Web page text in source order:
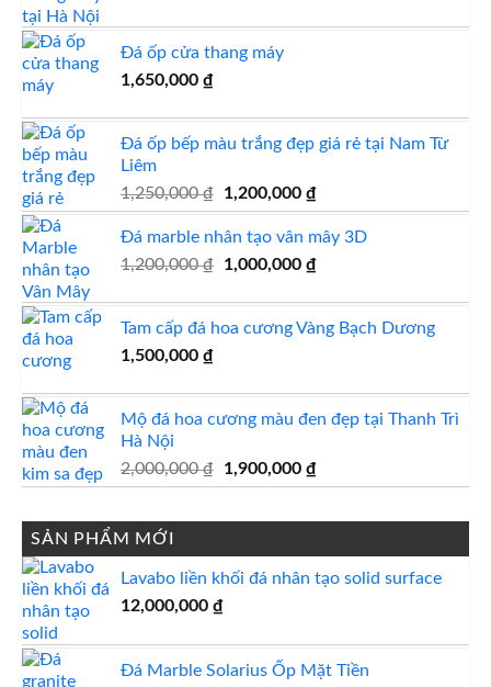
1,800,000 ₫.
Đá ốp cửa thang máy
1,650,000 ₫
Đá ốp bếp màu trắng đẹp giá rẻ tại Nam Từ
Liêm
1,250,000₫
Giá
gốc
là:
1,250,000 ₫.
1,200,000 ₫Giá
hiện
tại
là:
Đá marble nhân tạo vân mây 3D
1,200,000₫
Giá
1,200,000 ₫.
1,000,000 ₫Giá
là:
Tam cấp đá hoa cương Vàng Bạch Dương
1,500,000 ₫
Mộ đá hoa cương màu đen đẹp tại Thanh Trì
Hà Nội
2,000,000₫
Giá
gốc
1,900,000 ₫Giá
hiện
1,900,000 ₫.
SẢN PHẨM MỚI
Lavabo liền khối đá nhân tạo solid surface
12,000,000 ₫
Đá Marble Solarius Ốp Mặt Tiền